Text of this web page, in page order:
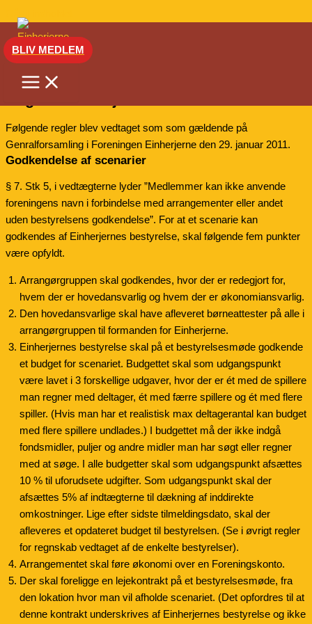
BLIV MEDLEM
Regler
Følgende regler blev vedtaget som som gældende på
Genralforsamling i Foreningen Einherjerne den 29. januar 2011.
Godkendelse af scenarier
§ 7. Stk 5, i vedtægterne lyder ”Medlemmer kan ikke anvende
foreningens navn i forbindelse med arrangementer eller andet
uden bestyrelsens godkendelse”. For at et scenarie kan
godkendes af Einherjernes bestyrelse, skal følgende fem punkter
være opfyldt.
Arrangørgruppen skal godkendes, hvor der er redegjort for,
hvem der er hovedansvarlig og hvem der er økonomiansvarlig.
Den hovedansvarlige skal have afleveret børneattester på alle i
arrangørgruppen til formanden for Einherjerne.
Einherjernes bestyrelse skal på et bestyrelsesmøde godkende
et budget for scenariet. Budgettet skal som udgangspunkt
være lavet i 3 forskellige udgaver, hvor der er ét med de spillere
man regner med deltager, ét med færre spillere og ét med flere
spiller. (Hvis man har et realistisk max deltagerantal kan budget
med flere spillere undlades.) I budgettet må der ikke indgå
fondsmidler, puljer og andre midler man har søgt eller regner
med at søge. I alle budgetter skal som udgangspunkt afsættes
10 % til uforudsete udgifter. Som udgangspunkt skal der
afsættes 5% af indtægterne til dækning af inddirekte
omkostninger. Lige efter sidste tilmeldingsdato, skal der
afleveres et opdateret budget til bestyrelsen. (Se i øvrigt regler
for regnskab vedtaget af de enkelte bestyrelser).
Arrangementet skal føre økonomi over en Foreningskonto.
Der skal foreligge en lejekontrakt på et bestyrelsesmøde, fra
den lokation hvor man vil afholde scenariet. (Det opfordres til at
denne kontrakt underskrives af Einherjernes bestyrelse og ikke